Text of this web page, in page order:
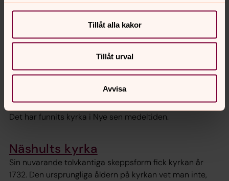
Tillåt alla kakor
Tillåt urval
Avvisa
Kyrkoguiden.se har tillsammans med Vetlanda pastorat
spelat in en kort film om Näshults kyrka. Du kan se den
Nye kyrka ligger symboliskt viktigt där tre vägar möts.
Det har funnits kyrka i Nye sen medeltiden.
Näshults kyrka
Sin nuvarande tolvkantiga skeppsform fick kyrkan år
1732. Den ursprungliga åldern på kyrkan vet man inte,